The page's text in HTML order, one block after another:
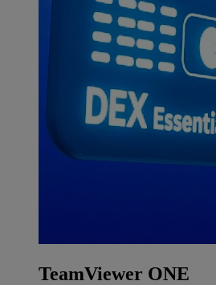
TeamViewer ONE